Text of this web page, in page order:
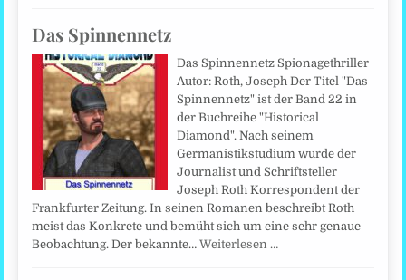
Das Spinnennetz
Das Spinnennetz Spionagethriller
Autor: Roth, Joseph Der Titel "Das
Spinnennetz" ist der Band 22 in
der Buchreihe "Historical
Diamond". Nach seinem
Germanistikstudium wurde der
Journalist und Schriftsteller
Joseph Roth Korrespondent der
Frankfurter Zeitung. In seinen Romanen beschreibt Roth
meist das Konkrete und bemüht sich um eine sehr genaue
Beobachtung. Der bekannte…Weiterlesen …